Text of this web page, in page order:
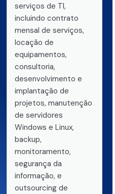
serviços de TI,
incluindo contrato
mensal de serviços,
locação de
equipamentos,
consultoria,
desenvolvimento e
implantação de
projetos, manutenção
de servidores
Windows e Linux,
backup,
monitoramento,
segurança da
informação, e
outsourcing de